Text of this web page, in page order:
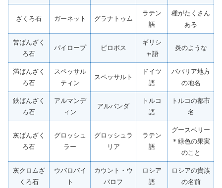
ざくろ石 ガーネット グラナトゥム
ラテン
語
種がたくさん
ある
苦ばんざく
ろ石
パイロープ ピロポス
ギリシ
ャ語
炎のような
満ばんざく
ろ石
スペッサル
ティン
スペッサルト
ドイツ
語
ババリア地方
の地名
鉄ばんざく
ろ石
アルマンデ
ィン
アルバンダ
トルコ
語
トルコの都市
名
灰ばんざく
ろ石
グロッシュ
ラー
グロッシュラ
リア
ラテン
語
グースベリー
＊緑色の果実
のこと
灰クロムざ
くろ石
ウバロバイ
ト
カウント・ウ
バロフ
ロシア
語
ロシアの貴族
の名前